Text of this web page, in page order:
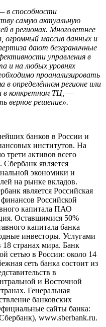
в способности
самую актуальную
в регионах. Многолетнее
огромный массив данных и
дают безграничные
управления в
и на любых уровнях
проанализировать
определённом регионе или
в конкретном ТЦ, —
верное решение».
банков в России и
институтов. На
трети активов всего
Сбербанк является
экономики и
на рынке вкладов.
является Российская
Российской
капитала ПАО
Оставшимися 50%
капитала банка
инвесторы. Услугами
странах мира. Банк
сетью в России: около 14
сеть банка состоит из
в
и Восточной
Генеральная
банковских
сайты банка:
www.sberbank.ru.